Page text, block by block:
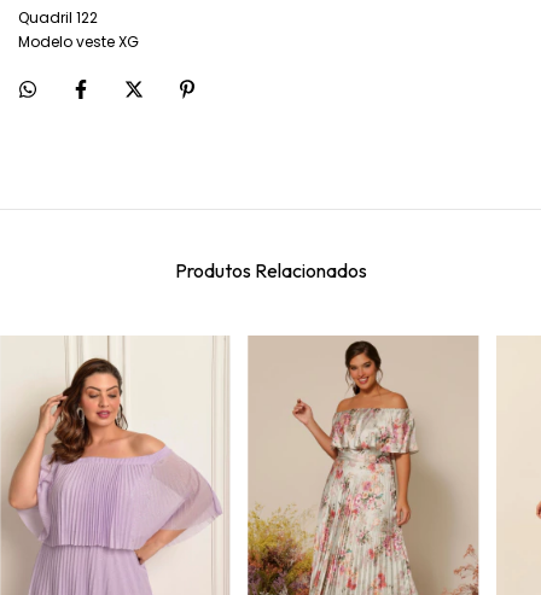
Quadril 122
Modelo veste XG
Produtos Relacionados